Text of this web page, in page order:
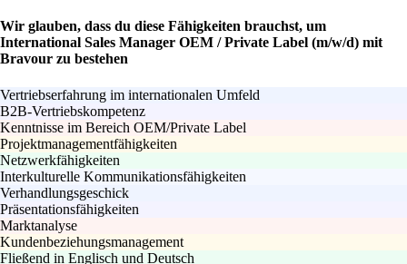
Wir glauben, dass du diese Fähigkeiten brauchst, um
International Sales Manager OEM / Private Label (m/w/d) mit
Bravour zu bestehen
Vertriebserfahrung im internationalen Umfeld
B2B-Vertriebskompetenz
Kenntnisse im Bereich OEM/Private Label
Projektmanagementfähigkeiten
Netzwerkfähigkeiten
Interkulturelle Kommunikationsfähigkeiten
Verhandlungsgeschick
Präsentationsfähigkeiten
Marktanalyse
Kundenbeziehungsmanagement
Fließend in Englisch und Deutsch